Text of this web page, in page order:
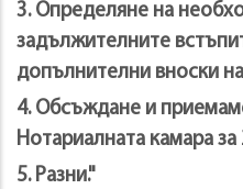
3. Определяне на
задължителните
допълнителни вноски
4. Обсъждане и
Нотариалната камара за
5. Разни."